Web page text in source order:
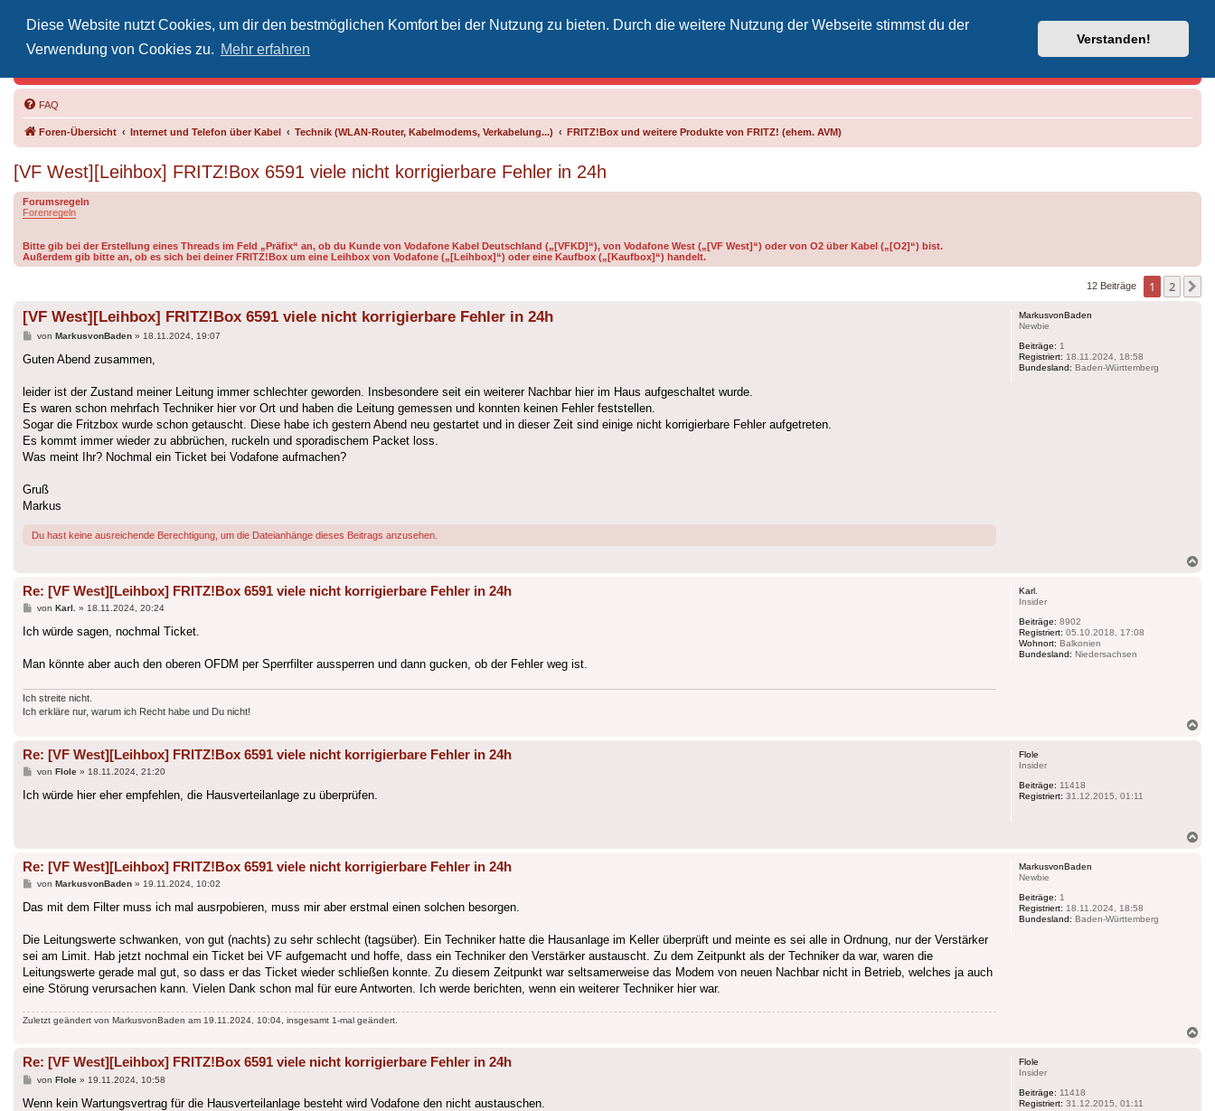
Diese Website nutzt Cookies, um dir den bestmöglichen Komfort bei der Nutzung zu bieten. Durch die weitere Nutzung der Webseite stimmst du der
Verwendung von Cookies zu. Mehr erfahren
Verstanden!
Vodafone-Kabel-Helpdesk
FAQ
Foren-Übersicht Internet und Telefon über Kabel Technik (WLAN-Router, Kabelmodems, Verkabelung...) FRITZ!Box und weitere Produkte von FRITZ! (ehem. AVM)
[VF West][Leihbox] FRITZ!Box 6591 viele nicht korrigierbare Fehler in 24h
Forumsregeln
Forenregeln
Bitte gib bei der Erstellung eines Threads im Feld „Präfix“ an, ob du Kunde von Vodafone Kabel Deutschland („[VFKD]“), von Vodafone West („[VF West]“) oder von O2 über Kabel („[O2]“) bist.
Außerdem gib bitte an, ob es sich bei deiner FRITZ!Box um eine Leihbox von Vodafone („[Leihbox]“) oder eine Kaufbox („[Kaufbox]“) handelt.
12 Beiträge 1 2
MarkusvonBaden
Newbie
Beiträge: 1
Registriert: 18.11.2024, 18:58
Bundesland: Baden-Württemberg
[VF West][Leihbox] FRITZ!Box 6591 viele nicht korrigierbare Fehler in 24h
Beitrag
von MarkusvonBaden» 18.11.2024, 19:07
Guten Abend zusammen,
leider ist der Zustand meiner Leitung immer schlechter geworden. Insbesondere seit ein weiterer Nachbar hier im Haus aufgeschaltet wurde.
Es waren schon mehrfach Techniker hier vor Ort und haben die Leitung gemessen und konnten keinen Fehler feststellen.
Sogar die Fritzbox wurde schon getauscht. Diese habe ich gestern Abend neu gestartet und in dieser Zeit sind einige nicht korrigierbare Fehler aufgetreten.
Es kommt immer wieder zu abbrüchen, ruckeln und sporadischem Packet loss.
Was meint Ihr? Nochmal ein Ticket bei Vodafone aufmachen?
Gruß
Markus
Du hast keine ausreichende Berechtigung, um die Dateianhänge dieses Beitrags anzusehen.
Karl.
Insider
Beiträge: 8902
Registriert: 05.10.2018, 17:08
Wohnort: Balkonien
Bundesland: Niedersachsen
Re: [VF West][Leihbox] FRITZ!Box 6591 viele nicht korrigierbare Fehler in 24h
Beitrag
von Karl. » 18.11.2024, 20:24
Ich würde sagen, nochmal Ticket.
Man könnte aber auch den oberen OFDM per Sperrfilter aussperren und dann gucken, ob der Fehler weg ist.
Ich streite nicht.
Ich erkläre nur, warum ich Recht habe und Du nicht!
Flole
Insider
Beiträge: 11418
Registriert: 31.12.2015, 01:11
Re: [VF West][Leihbox] FRITZ!Box 6591 viele nicht korrigierbare Fehler in 24h
Beitrag
von Flole» 18.11.2024, 21:20
Ich würde hier eher empfehlen, die Hausverteilanlage zu überprüfen.
MarkusvonBaden
Newbie
Beiträge: 1
Registriert: 18.11.2024, 18:58
Bundesland: Baden-Württemberg
Re: [VF West][Leihbox] FRITZ!Box 6591 viele nicht korrigierbare Fehler in 24h
Beitrag
von MarkusvonBaden» 19.11.2024, 10:02
Das mit dem Filter muss ich mal ausrpobieren, muss mir aber erstmal einen solchen besorgen.
Die Leitungswerte schwanken, von gut (nachts) zu sehr schlecht (tagsüber). Ein Techniker hatte die Hausanlage im Keller überprüft und meinte es sei alle in Ordnung, nur der Verstärker
sei am Limit. Hab jetzt nochmal ein Ticket bei VF aufgemacht und hoffe, dass ein Techniker den Verstärker austauscht. Zu dem Zeitpunkt als der Techniker da war, waren die
Leitungswerte gerade mal gut, so dass er das Ticket wieder schließen konnte. Zu diesem Zeitpunkt war seltsamerweise das Modem von neuen Nachbar nicht in Betrieb, welches ja auch
eine Störung verursachen kann. Vielen Dank schon mal für eure Antworten. Ich werde berichten, wenn ein weiterer Techniker hier war.
Zuletzt geändert von MarkusvonBaden am 19.11.2024, 10:04, insgesamt 1-mal geändert.
Flole
Insider
Beiträge: 11418
Registriert: 31.12.2015, 01:11
Re: [VF West][Leihbox] FRITZ!Box 6591 viele nicht korrigierbare Fehler in 24h
Beitrag
von Flole» 19.11.2024, 10:58
Wenn kein Wartungsvertrag für die Hausverteilanlage besteht wird Vodafone den nicht austauschen.